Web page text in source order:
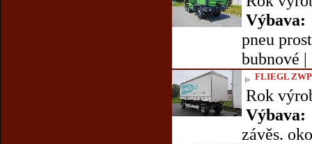
Výbava:
pneu
bubnové
FLIEGL ZWP
Rok
Výbava:
závěs.